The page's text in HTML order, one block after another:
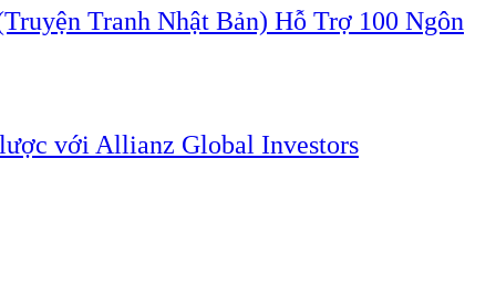
Tranh Nhật Bản) Hỗ Trợ 100 Ngôn
với Allianz Global Investors